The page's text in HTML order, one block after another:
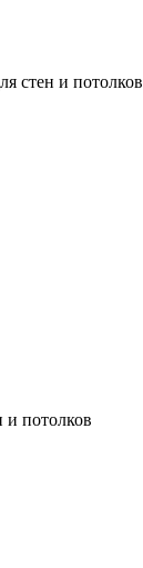
стен и потолков
и потолков